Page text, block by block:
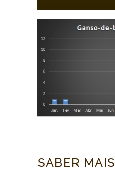
SABER MAIS